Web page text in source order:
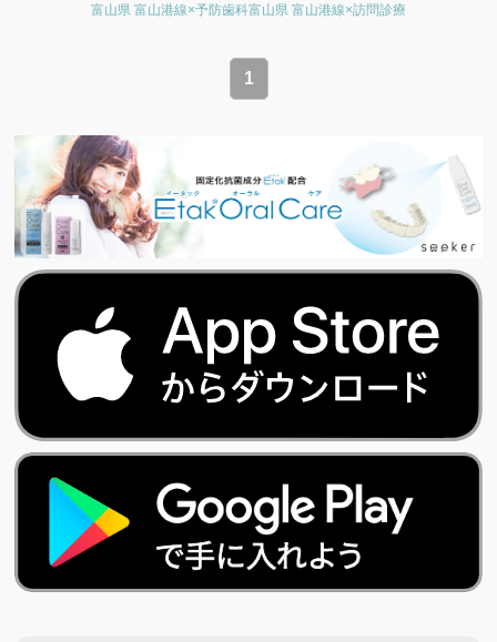
富山県 富山港線×予防歯科富山県 富山港線×訪問診療
1